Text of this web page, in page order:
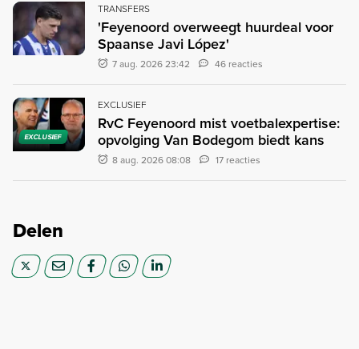
TRANSFERS
'Feyenoord overweegt huurdeal voor
Spaanse Javi López'
7 aug. 2026 23:42 46 reacties
EXCLUSIEF
EXCLUSIEF
RvC Feyenoord mist voetbalexpertise:
opvolging Van Bodegom biedt kans
8 aug. 2026 08:08 17 reacties
Delen